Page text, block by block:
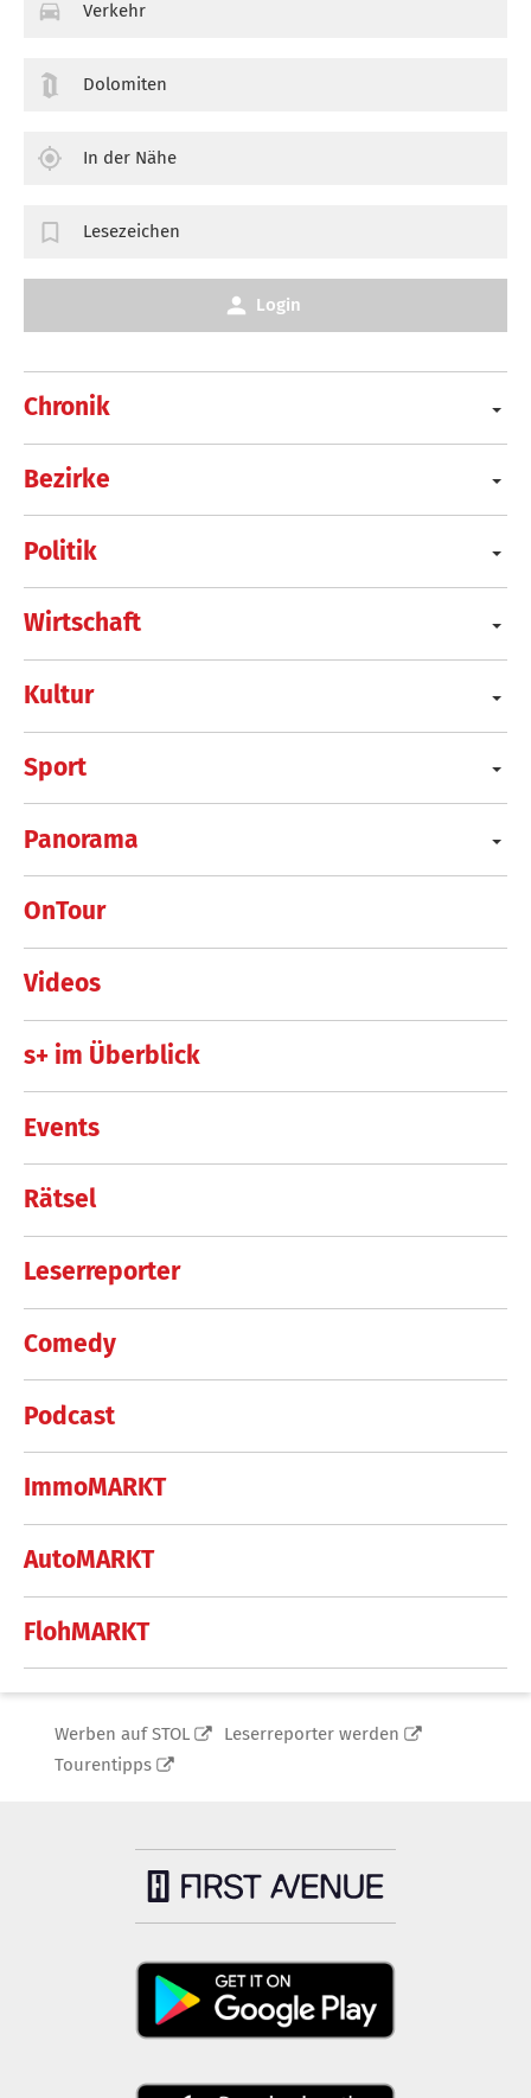
Chronik
Bezirke
Politik
Wirtschaft
Kultur
Sport
Panorama
OnTour
Videos
s+ im Überblick
Events
Rätsel
Leserreporter
Comedy
Podcast
ImmoMARKT
AutoMARKT
FlohMARKT
Verkehr
Dolomiten
In der Nähe
Lesezeichen
Login
Werben auf STOL
Leserreporter werden
Tourentipps